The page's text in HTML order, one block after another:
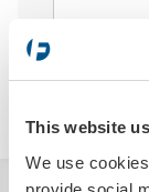
This website
We use